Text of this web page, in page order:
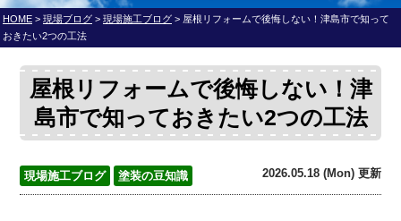
HOME > 現場ブログ > 現場施工ブログ > 屋根リフォームで後悔しない！津島市で知って
おきたい2つの工法
屋根リフォームで後悔しない！津
島市で知っておきたい2つの工法
現場施工ブログ 塗装の豆知識 2026.05.18 (Mon) 更新